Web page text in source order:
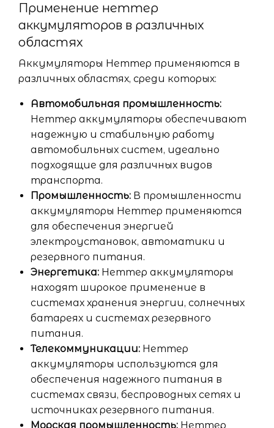
Применение неттер
аккумуляторов в различных
областях
Аккумуляторы Неттер применяются в
различных областях, среди которых:
Автомобильная промышленность:
Неттер аккумуляторы обеспечивают
надежную и стабильную работу
автомобильных систем, идеально
подходящие для различных видов
транспорта.
Промышленность: В промышленности
аккумуляторы Неттер применяются
для обеспечения энергией
электроустановок, автоматики и
резервного питания.
Энергетика: Неттер аккумуляторы
находят широкое применение в
системах хранения энергии, солнечных
батареях и системах резервного
питания.
Телекоммуникации: Неттер
аккумуляторы используются для
обеспечения надежного питания в
системах связи, беспроводных сетях и
источниках резервного питания.
Морская промышленность: Неттер